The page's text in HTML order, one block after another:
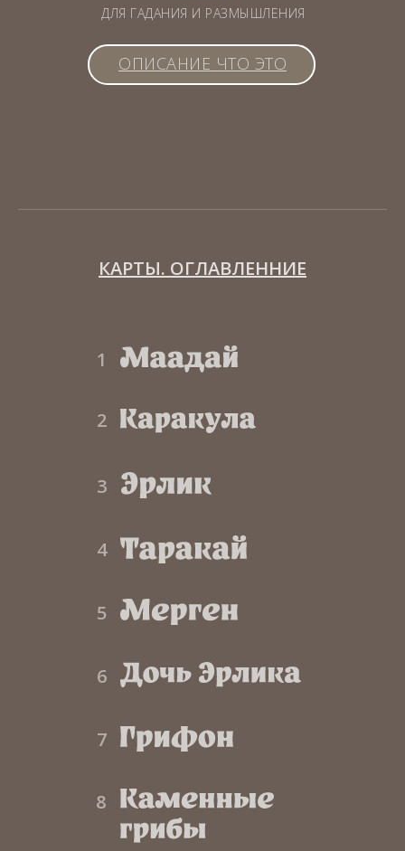
ДЛЯ ГАДАНИЯ И РАЗМЫШЛЕНИЯ
ОПИСАНИЕ ЧТО ЭТО
КАРТЫ. ОГЛАВЛЕННИЕ
1
2
3
4
5
6
7
8